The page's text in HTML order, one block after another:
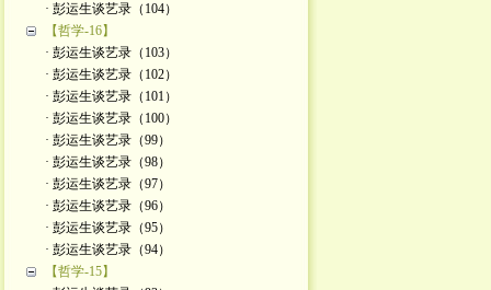
· 彭运生谈艺录（104）
【哲学-16】
· 彭运生谈艺录（103）
· 彭运生谈艺录（102）
· 彭运生谈艺录（101）
· 彭运生谈艺录（100）
· 彭运生谈艺录（99）
· 彭运生谈艺录（98）
· 彭运生谈艺录（97）
· 彭运生谈艺录（96）
· 彭运生谈艺录（95）
· 彭运生谈艺录（94）
【哲学-15】